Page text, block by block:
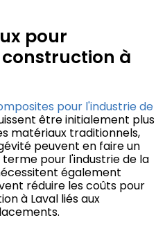
pour
à
pour l'industrie de
être initialement plus
matériaux traditionnels,
peuvent en faire un
pour l'industrie de la
également
réduire les coûts pour
à Laval liés aux